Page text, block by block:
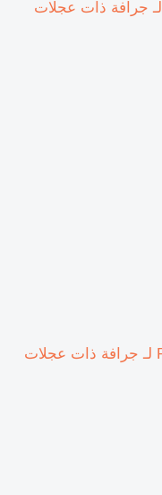
قطعة الغيار الأخرى للمحرك Dempfer لـ جرافة ذات عجلات
قطعة الغيار الأخرى للمحرك Prokladka لـ جرافة ذات عجلات